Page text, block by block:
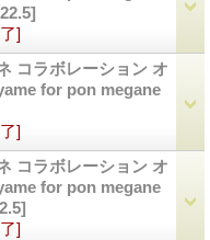
]
コラボレーション オ
for pon megane
]
コラボレーション オ
for pon megane
]